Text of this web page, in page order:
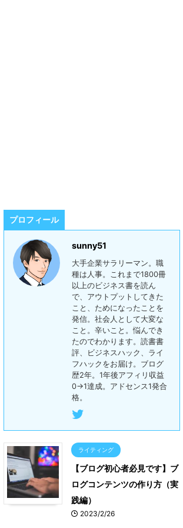
プロフィール
sunny51
大手企業サラリーマン。職
種は人事。これまで1800冊
以上のビジネス書を読ん
で、アウトプットしてきた
こと、ためになったことを
発信。社会人として大変な
こと。辛いこと。悩んでき
たのでわかります。読書書
評、ビジネスハック、ライ
フハックをお届け。ブログ
歴2年。1年後アフィリ収益
0→1達成。アドセンス1発合
格。
ライティング
【ブログ初心者必見です】ブ
ログコンテンツの作り方（実
践編）
2023/2/26